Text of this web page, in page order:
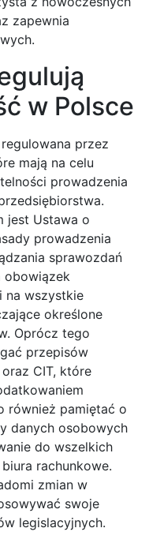
zapewnia
w Polsce
przez
mają na celu
prowadzenia
jest Ustawa o
prowadzenia
sprawozdań
obowiązek
na wszystkie
określone
Oprócz tego
przepisów
CIT, które
również pamiętać o
danych osobowych
do wszelkich
rachunkowe.
zmian w
swoje
legislacyjnych.